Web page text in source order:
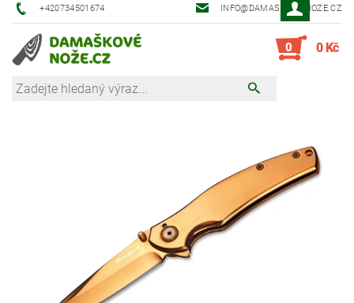
+420734501674 INFO@DAMASKOVE-NOZE.CZ
0 0 Kč